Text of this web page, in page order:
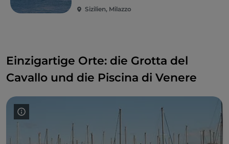
Sizilien, Milazzo
Einzigartige Orte: die Grotta del
Cavallo und die Piscina di Venere